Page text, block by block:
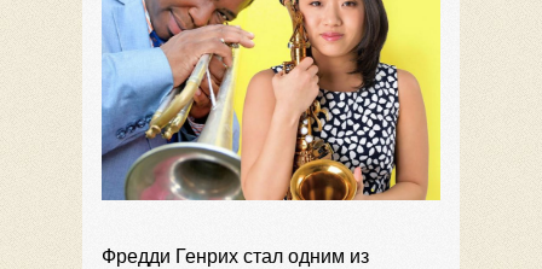
Фредди Генрих стал одним из